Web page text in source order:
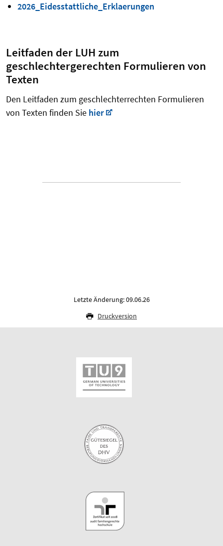
2026_Eidesstattliche_Erklaerungen
Leitfaden der LUH zum
geschlechtergerechten Formulieren von
Texten
Den Leitfaden zum geschlechterrechten Formulieren
von Texten finden Sie hier
Letzte Änderung: 09.06.26
Druckversion